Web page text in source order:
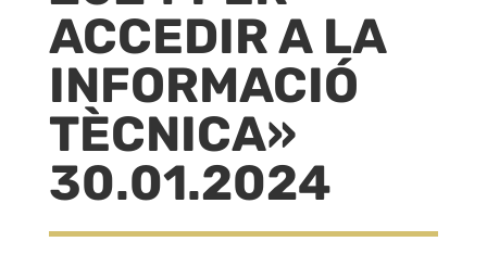
ACCEDIR A LA
INFORMACIÓ
TÈCNICA»
30.01.2024